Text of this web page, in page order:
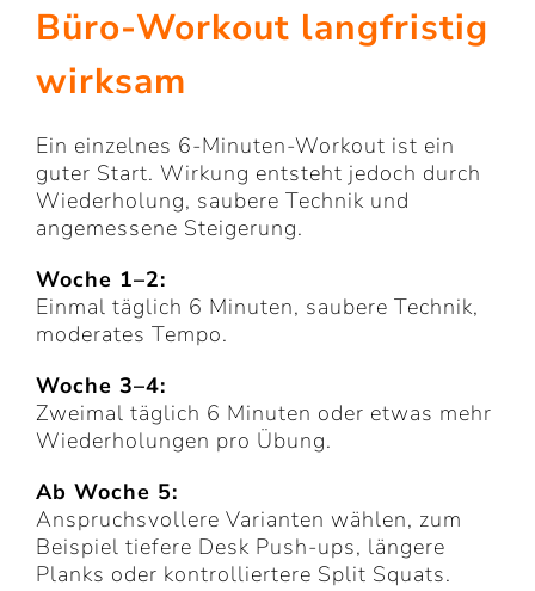
Büro-Workout langfristig
wirksam
Ein einzelnes 6-Minuten-Workout ist ein
guter Start. Wirkung entsteht jedoch durch
Wiederholung, saubere Technik und
angemessene Steigerung.
Woche 1–2:
Einmal täglich 6 Minuten, saubere Technik,
moderates Tempo.
Woche 3–4:
Zweimal täglich 6 Minuten oder etwas mehr
Wiederholungen pro Übung.
Ab Woche 5:
Anspruchsvollere Varianten wählen, zum
Beispiel tiefere Desk Push-ups, längere
Planks oder kontrolliertere Split Squats.